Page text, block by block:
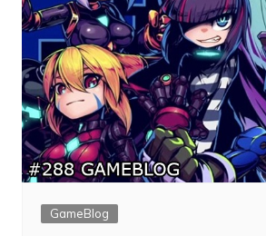
GameBlog